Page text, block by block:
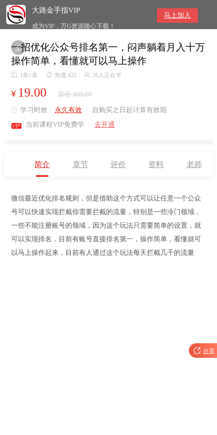
大路金手指VIP
成为VIP，万G资源随心下载！
马上加入

一招优化公众号排名第一，闷声躺着月入十万
操作简单，看懂就可以马上操作
 1章1课  热度 432  36人正在学
¥ 19.00 原价 ¥99.00
 学习时效 : 永久有效 自购买之日起计算有效期
 当前课程VIP免费学 去开通
简介 章节 评价 资料 老师
微信最近优化排名规则，但是借助这个方式可以让任意一个公众
号可以快速实现拦截你需要拦截的流量，特别是一些冷门领域，
一些不能注册账号的领域，因为这个玩法只需要简单的设置，就
可以实现排名，目前有账号直接排名第一，操作简单，看懂就可
以马上操作起来，目前有人通过这个玩法每天拦截几千的流量
 分享